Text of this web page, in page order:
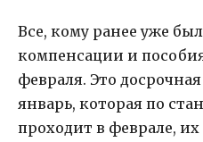
Все, кому ранее уже
компенсации и
февраля. Это
январь, которая по
проходит в феврале, их